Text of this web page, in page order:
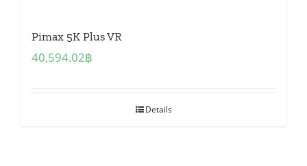
Pimax 5K Plus VR
40,594.02฿
Details